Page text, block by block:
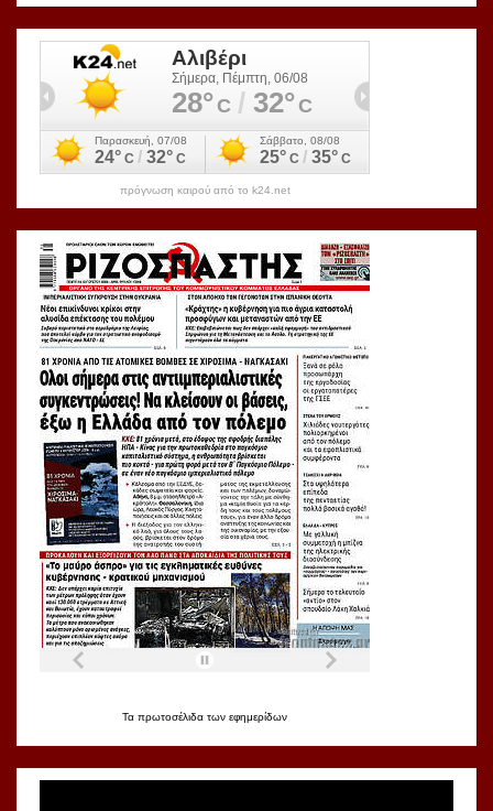
πρόγνωση καιρού από το k24.net
Τα πρωτοσέλιδα των εφημερίδων